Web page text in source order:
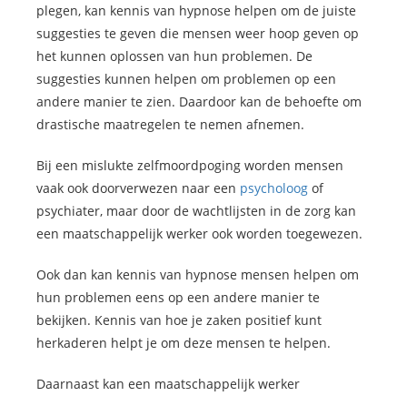
plegen, kan kennis van hypnose helpen om de juiste
suggesties te geven die mensen weer hoop geven op
het kunnen oplossen van hun problemen. De
suggesties kunnen helpen om problemen op een
andere manier te zien. Daardoor kan de behoefte om
drastische maatregelen te nemen afnemen.
Bij een mislukte zelfmoordpoging worden mensen
vaak ook doorverwezen naar een psycholoog of
psychiater, maar door de wachtlijsten in de zorg kan
een maatschappelijk werker ook worden toegewezen.
Ook dan kan kennis van hypnose mensen helpen om
hun problemen eens op een andere manier te
bekijken. Kennis van hoe je zaken positief kunt
herkaderen helpt je om deze mensen te helpen.
Daarnaast kan een maatschappelijk werker